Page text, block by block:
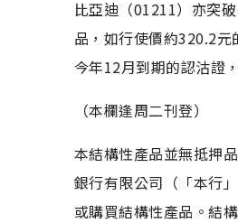
比亞迪（01211）亦突
品，如行使價約320.2
今年12月到期的認沽證
（本欄逢周二刊登）
本結構性產品並無抵押
銀行有限公司（「本行
或購買結構性產品。結